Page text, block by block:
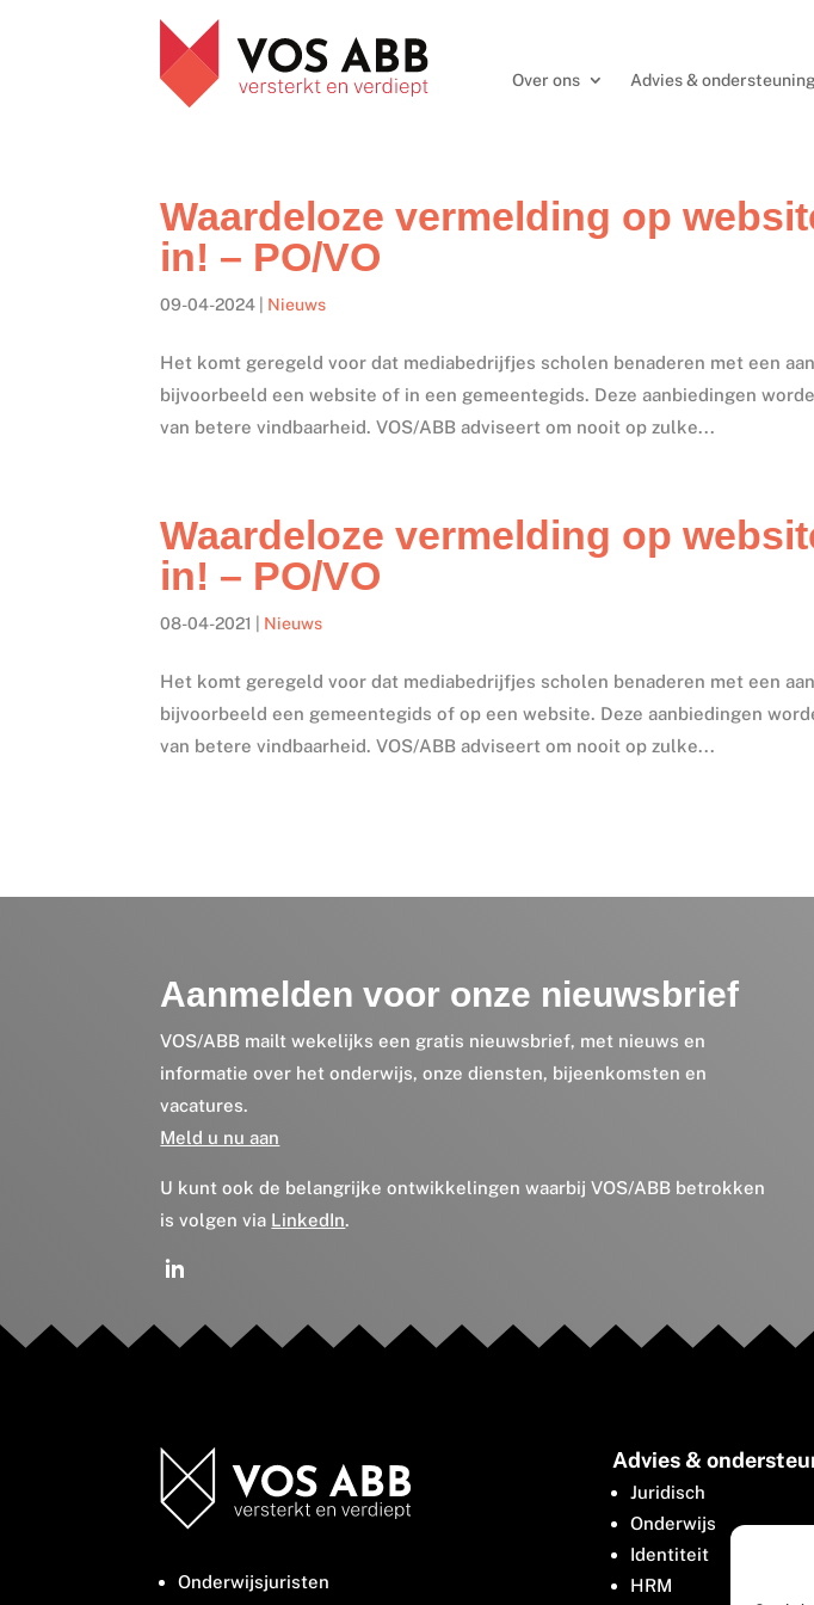
Over ons Advies &
Waardeloze vermelding op
in! – PO/VO
09-04-2024 Nieuws
Het komt geregeld voor dat mediabedrijfjes scholen benaderen met een
bijvoorbeeld een website of in een gemeentegids. Deze aanbiedingen
van betere vindbaarheid. VOS/ABB adviseert om nooit op zulke...
Waardeloze vermelding op
in! – PO/VO
08-04-2021 Nieuws
Het komt geregeld voor dat mediabedrijfjes scholen benaderen met een
bijvoorbeeld een gemeentegids of op een website. Deze aanbiedingen
van betere vindbaarheid. VOS/ABB adviseert om nooit op zulke...
Aanmelden voor onze nieuwsbrief
VOS/ABB mailt wekelijks een gratis nieuwsbrief, met nieuws en
informatie over het onderwijs, onze diensten, bijeenkomsten en
vacatures.
Meld u nu aan
U kunt ook de belangrijke ontwikkelingen waarbij VOS/ABB betrokken
is volgen via LinkedIn.
Onderwijsjuristen
Advies &
Juridisch
Onderwijs
Identiteit
HRM